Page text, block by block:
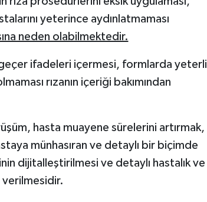
yeterince aydınlatmaması
neden olabilmektedir.
geçer ifadeleri içermesi, formlarda yeterli
rızanın içeriği bakımından
hasta muayene sürelerini artırmak,
münhasıran ve detaylı bir biçimde
dijitalleştirilmesi ve detaylı hastalık ve